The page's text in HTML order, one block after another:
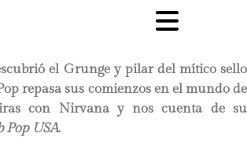
el Grunge y pilar del mítico sello
repasa sus comienzos en el mundo de
con Nirvana y nos cuenta de su
Pop USA.